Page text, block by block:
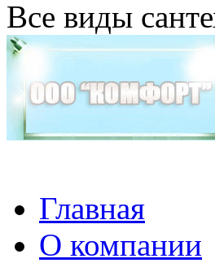
Все виды
Главная
О компании